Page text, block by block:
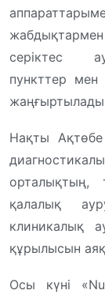
серіктес
пункттер мен
Нақты Ақтөбе
орталықтың,
қалалық
клиникалық
құрылысын
Осы күні